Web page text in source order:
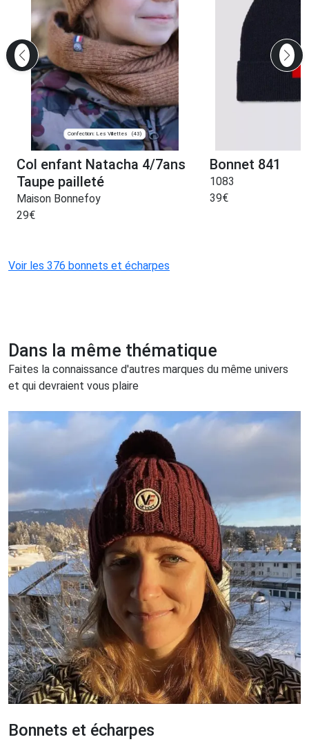
Confection: Les Villettes (43)
Col enfant Natacha 4/7ans
Taupe pailleté
Maison Bonnefoy
29€
Bonnet 841
1083
39€
Voir les 376 bonnets et écharpes
Dans la même thématique
Faites la connaissance d'autres marques du même univers
et qui devraient vous plaire
Bonnets et écharpes